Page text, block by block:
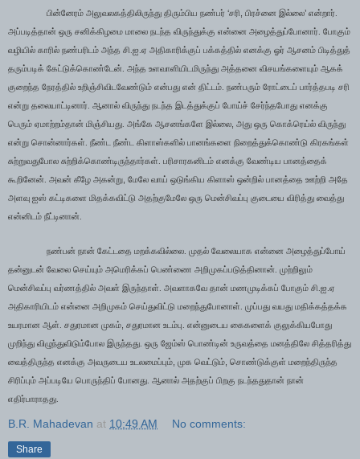
பின்னேரம் அலுவலகத்திலிருந்து திரும்பிய நண்பர் ‘சரி பிரச்னை இல்லை’ என்றார்.
அப்படித்தான் ஒரு சனிக்கிழமை மாலை நடந்த விருந்துக்கு என்னை அழைத்துப்போனார். போகும்
வழியில் காரில் நண்பரிடம் அந்த சி.ஐ.ஏ அதிகாரிக்குப் பக்கத்தில் எனக்கு ஓர் ஆசனம் பிடித்துத்
தரும்படிக் கேட்டுக்கொண்டேன். அந்த உளவாளியிடமிருந்து அத்தனை விசயங்களையும் ஆகக்
குறைந்த நேரத்தில் உறிஞ்சிவிடவேண்டும் என்பது என் திட்டம். நண்பரும் ரோட்டைப் பார்த்தபடி சரி
என்று தலையாட்டினார். ஆனால் விருந்து நடந்த இடத்துக்குப் போய்ச் சேர்ந்தபோது எனக்கு
பெரும் ஏமாற்றம்தான் மிஞ்சியது. அங்கே ஆசனங்களே இல்லை அது ஒரு கொக்ரெய்ல் விருந்து
என்று சொன்னார்கள். நீண்ட நீண்ட கிளாஸ்களில் பானங்களை நிறைத்துக்கொண்டு கிரகங்கள்
சுற்றுவதுபோல சுற்றிக்கொண்டிருந்தார்கள். பரிசாரகனிடம் எனக்கு வேண்டிய பானத்தைக்
கூறினேன். அவன் கீழே அகன்று மேலே வாய் ஒடுங்கிய கிளாஸ் ஒன்றில் பானத்தை ஊற்றி அதே
அளவு ஐஸ் கட்டிகளை மிதக்கவிட்டு அதற்குமேலே ஒரு மென்சிவப்பு குடையை விரித்து வைத்து
என்னிடம் நீட்டினான்.
நண்பன் நான் கேட்டதை மறக்கவில்லை. முதல் வேலையாக என்னை அழைத்துப்போய்
தன்னுடன் வேலை செய்யும் அமெரிக்கப் பெண்ணை அறிமுகப்படுத்தினான். முற்றிலும்
மென்சிவப்பு வர்ணத்தில் அவள் இருந்தாள். அவளாகவே தான் மணமுடிக்கப் போகும் சி.ஐ.ஏ
அதிகாரியிடம் என்னை அறிமுகம் செய்துவிட்டு மறைந்துபோனாள். முப்பது வயது மதிக்கத்தக்க
உயரமான ஆள். சதுரமான முகம் சதுரமான உடம்பு. என்னுடைய கைகளைக் குலுக்கியபோது
முறிந்து விழுந்துவிடும்போல இருந்தது. ஒரு ஜேம்ஸ் பொண்டின் உருவத்தை மனத்திலே சித்தரித்து
வைத்திருந்த எனக்கு அவருடைய உடலமைப்பும் முக வெட்டும் சொண்டுக்குள் மறைந்திருந்த
சிரிப்பும் அப்படியே பொருந்திப் போனது. ஆனால் அதற்குப் பிறகு நடந்ததுதான் நான்
எதிர்பாராதது.
B.R. Mahadevan at 10:49 AM No comments:
Share